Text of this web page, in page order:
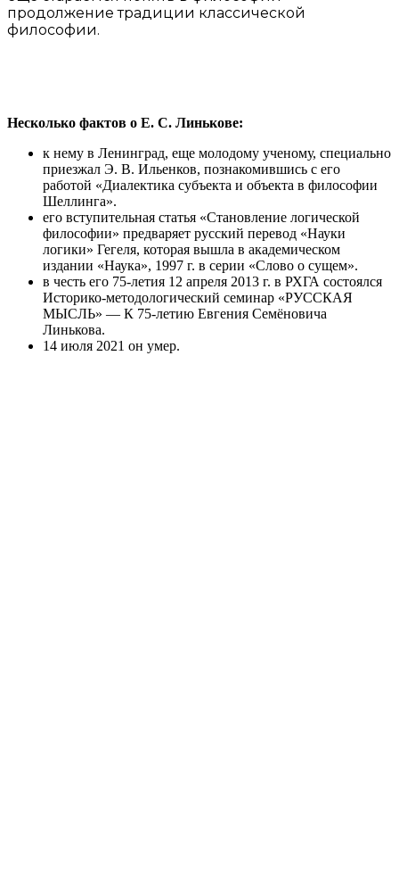
продолжение традиции классической
философии.
Несколько фактов о Е. С. Линькове:
к нему в Ленинград, еще молодому ученому, специально
приезжал Э. В. Ильенков, познакомившись с его
работой «Диалектика субъекта и объекта в философии
Шеллинга».
его вступительная статья «Становление логической
философии» предваряет русский перевод «Науки
логики» Гегеля, которая вышла в академическом
издании «Наука», 1997 г. в серии «Слово о сущем».
в честь его 75-летия 12 апреля 2013 г. в РХГА состоялся
Историко-методологический семинар «РУССКАЯ
МЫСЛЬ» — К 75-летию Евгения Семёновича
Линькова.
14 июля 2021 он умер.